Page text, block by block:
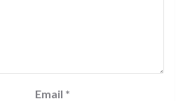
Email *